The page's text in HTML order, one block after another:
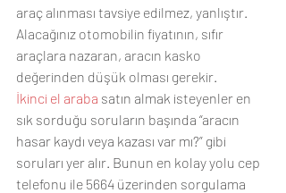
araç alınması tavsiye edilmez, yanlıştır.
Alacağınız otomobilin fiyatının, sıfır
araçlara nazaran, aracın kasko
değerinden düşük olması gerekir.
İkinci el araba satın almak isteyenler en
sık sorduğu soruların başında “aracın
hasar kaydı veya kazası var mı?” gibi
soruları yer alır. Bunun en kolay yolu cep
telefonu ile 5664 üzerinden sorgulama